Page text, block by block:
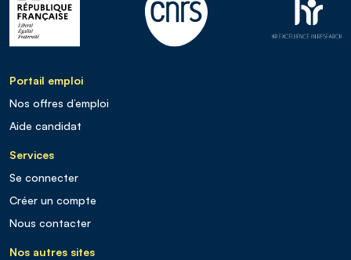
Portail emploi
Nos offres d’emploi
Aide candidat
Services
Se connecter
Créer un compte
Nous contacter
Nos autres sites